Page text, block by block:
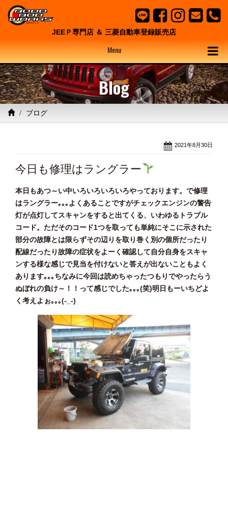
JEEＰ専門店 ＆ 三菱自動車登録販売店
Menu
Blog
ブログ
2021年8月30日
今日も修理はラングラー
本日もあつ～い中いろいろいろいろやっております。で修理
はラングラー｡｡｡よくあることですがチェックエンジンの警告
灯が点灯してスキャンをすると出てくる、いわゆるトラブル
コード。ただそのコード1つを取っても単純にそこに示された
部分の故障とは限らずその辺りを取り巻く別の個所だったり
配線だったり故障の症状をよーく確認して自分自身をスキャ
ンする様な感じで見当を付けないと答えが出ないこともよく
あります｡｡｡ちなみに今回は読めちゃったつもりでやったらう
ぬぼれの負け～！！って感じでした｡｡｡(笑)明日もーいちどよ
く考えよぉ｡｡｡(-_-)